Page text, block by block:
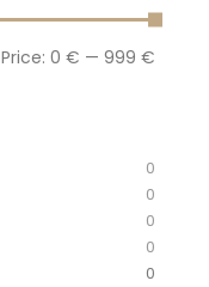
Price: 0 € — 999 €
0
0
0
0
0